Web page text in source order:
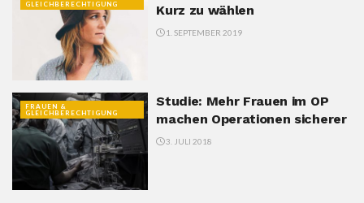
GLEICHBERECHTIGUNG
Kurz zu wählen
1. SEPTEMBER 2019
FRAUEN &
GLEICHBERECHTIGUNG
Studie: Mehr Frauen im OP
machen Operationen sicherer
3. JULI 2018